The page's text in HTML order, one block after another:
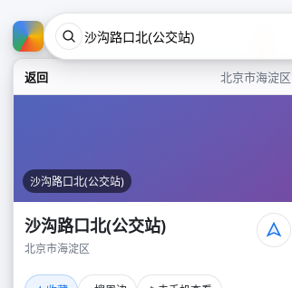
返回 北京市海淀区
沙沟路口北(公交站)
沙沟路口北(公交站)
北京市海淀区